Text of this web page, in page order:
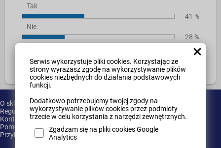
Serwis wykorzystuje pliki cookies. Korzystając ze
strony wyrażasz zgodę na wykorzystywanie plików
cookies niezbędnych do działania podstawowych
funkcji.
Dodatkowo potrzebujemy twojej zgody na
wykorzystywanie plików cookies przez podmioty
trzecie w celu korzystania z narzędzi zewnętrznych.
Zgadzam się na pliki cookies Google
Analytics
Tak
41 %
Nie
28 %
31 %
Wszystkich głosów:1358
O sklepie
Regulamin
Kontakt
Pomoc
Przykładowy dział